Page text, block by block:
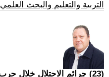
التربية والتعليم والبحث العلمي
(23) جرائم الاحتلال خلال حرب الإبادة